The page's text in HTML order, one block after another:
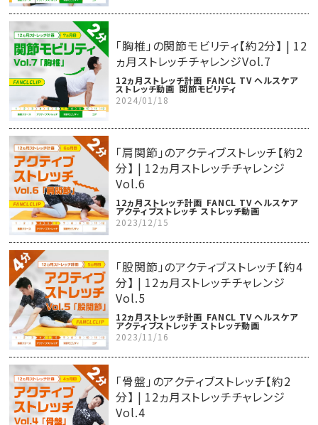
「胸椎」の関節モビリティ【約2分】 | 12
ヵ月ストレッチチャレンジVol.7
12ヵ月ストレッチ計画 FANCL TV ヘルスケア
ストレッチ動画 関節モビリティ
2024/01/18
「肩関節」のアクティブストレッチ【約2
分】 | 12ヵ月ストレッチチャレンジ
Vol.6
12ヵ月ストレッチ計画 FANCL TV ヘルスケア
アクティブストレッチ ストレッチ動画
2023/12/15
「股関節」のアクティブストレッチ【約4
分】 | 12ヵ月ストレッチチャレンジ
Vol.5
12ヵ月ストレッチ計画 FANCL TV ヘルスケア
アクティブストレッチ ストレッチ動画
2023/11/16
「骨盤」のアクティブストレッチ【約2
分】 | 12ヵ月ストレッチチャレンジ
Vol.4